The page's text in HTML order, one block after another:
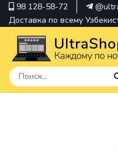
98 128-58-72
Доставка по всему